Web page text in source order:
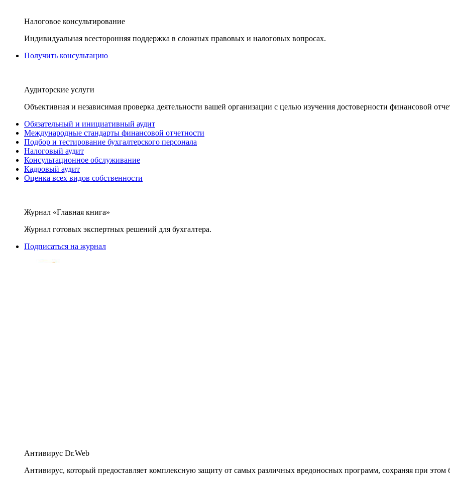
Налоговое консультирование
Индивидуальная всесторонняя поддержка в сложных правовых и налоговых вопросах.
Получить консультацию
Аудиторские услуги
Объективная и независимая проверка деятельности вашей организации с целью изучения достоверности финансовой
Обязательный и инициативный аудит
Международные стандарты финансовой отчетности
Подбор и тестирование бухгалтерского персонала
Налоговый аудит
Консультационное обслуживание
Кадровый аудит
Оценка всех видов собственности
Журнал «Главная книга»
Журнал готовых экспертных решений для бухгалтера.
Подписаться на журнал
Антивирус Dr.Web
Антивирус, который предоставляет комплексную защиту от самых различных вредоносных программ, сохраняя при этом